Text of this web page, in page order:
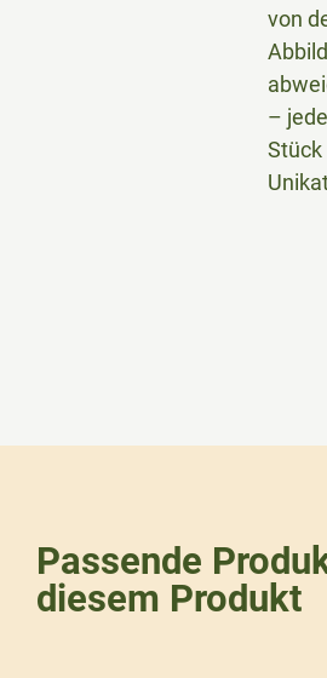
von
–
Stück
Passende
diesem Produkt